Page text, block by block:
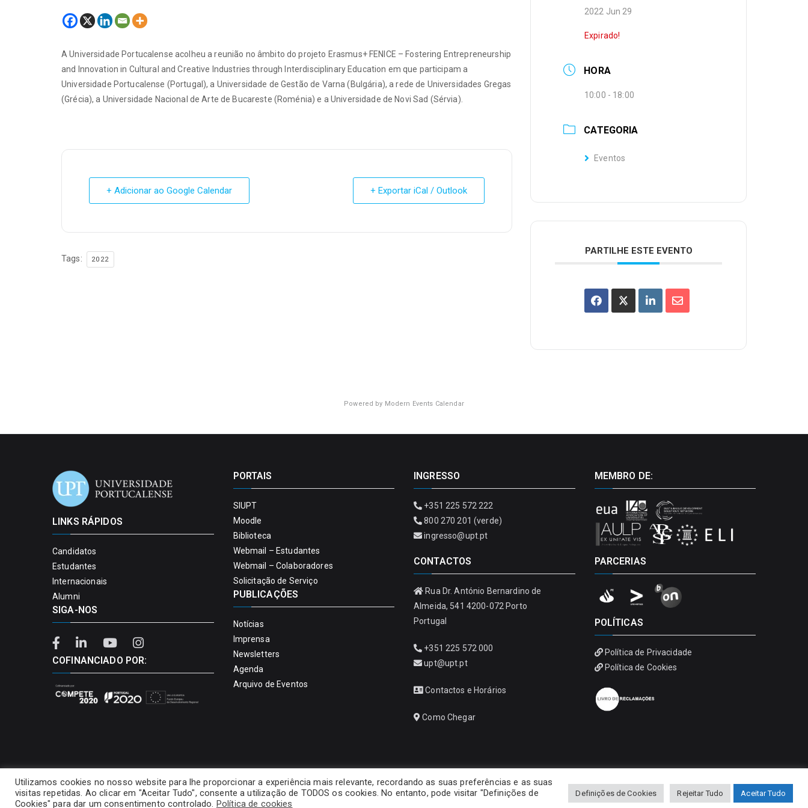
A Universidade Portucalense acolheu a reunião no âmbito do projeto Erasmus+ FENICE – Fostering Entrepreneurship
and Innovation in Cultural and Creative Industries through Interdisciplinary Education em que participam a
Universidade Portucalense (Portugal), a Universidade de Gestão de Varna (Bulgária), a rede de Universidades Gregas
(Grécia), a Universidade Nacional de Arte de Bucareste (Roménia) e a Universidade de Novi Sad (Sérvia).
+ Adicionar ao Google Calendar + Exportar iCal / Outlook
Tags: 2022
2022 Jun 29
Expirado!
HORA
10:00 - 18:00
CATEGORIA
Eventos
PARTILHE ESTE EVENTO
Powered by Modern Events Calendar
LINKS RÁPIDOS
Candidatos
Estudantes
Internacionais
Alumni
SIGA-NOS
COFINANCIADO POR:
PORTAIS
SIUPT
Moodle
Biblioteca
Webmail – Estudantes
Webmail – Colaboradores
Solicitação de Serviço
PUBLICAÇÕES
Notícias
Imprensa
Newsletters
Agenda
Arquivo de Eventos
INGRESSO
+351 225 572 222
800 270 201 (verde)
ingresso@upt.pt
CONTACTOS
Rua Dr. António Bernardino de
Almeida, 541 4200-072 Porto
Portugal
+351 225 572 000
upt@upt.pt
Contactos e Horários
Como Chegar
MEMBRO DE:
PARCERIAS
POLÍTICAS
Política de Privacidade
Política de Cookies
Copyright © 2026Universidade Portucalense – Infante D. Henrique
Utilizamos cookies no nosso website para lhe proporcionar a experiência mais relevante, recordando as suas preferências e as suas
visitas repetidas. Ao clicar em "Aceitar Tudo", consente a utilização de TODOS os cookies. No entanto, pode visitar "Definições de
Cookies" para dar um consentimento controlado. Política de cookies
Definições de Cookies Rejeitar Tudo Aceitar Tudo